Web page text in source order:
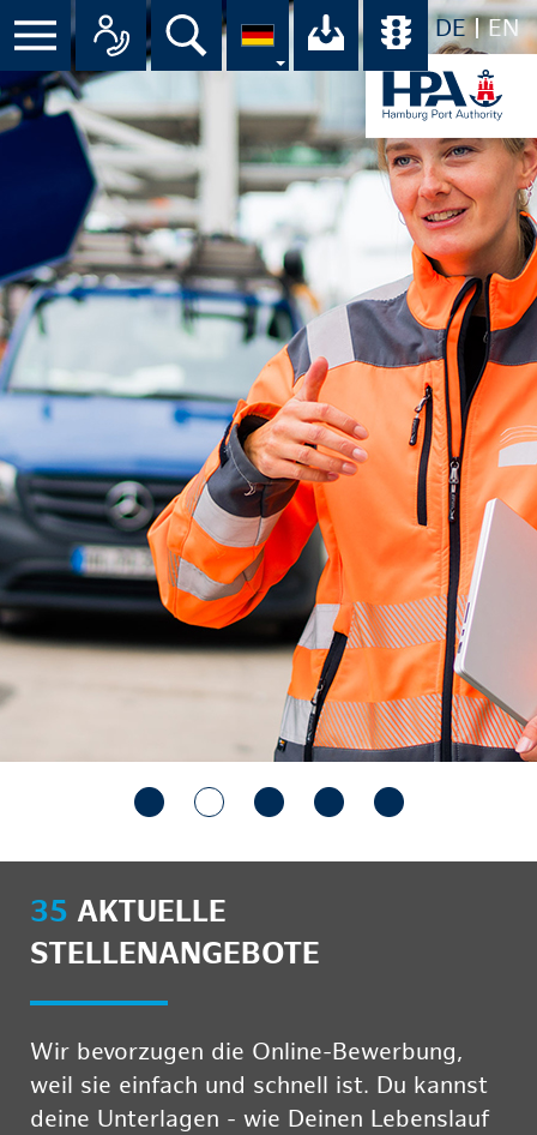
DE EN
Menü Alle Ansprechpartner im
Suche Ihr Download-
35 AKTUELLE
STELLENANGEBOTE
Wir bevorzugen die Online-Bewerbung,
weil sie einfach und schnell ist. Du kannst
deine Unterlagen - wie Deinen Lebenslauf